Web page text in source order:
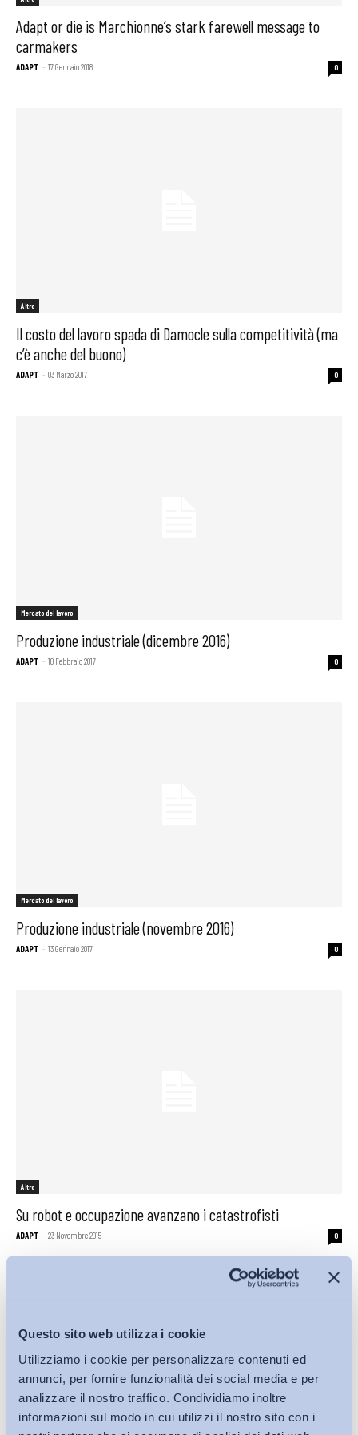
Questo sito web utilizza i cookie
Utilizziamo i cookie per personalizzare contenuti ed
annunci, per fornire funzionalità dei social media e per
analizzare il nostro traffico. Condividiamo inoltre
informazioni sul modo in cui utilizzi il nostro sito con i
Adapt or die is Marchionne’s stark farewell message to
carmakers
ADAPT - 17 Gennaio 2018 0
Altro
Il costo del lavoro spada di Damocle sulla competitività (ma
c’è anche del buono)
ADAPT - 03 Marzo 2017 0
Mercato del lavoro
Produzione industriale (dicembre 2016)
ADAPT - 10 Febbraio 2017 0
Mercato del lavoro
Produzione industriale (novembre 2016)
ADAPT - 13 Gennaio 2017 0
Altro
Su robot e occupazione avanzano i catastrofisti
ADAPT - 23 Novembre 2015 0